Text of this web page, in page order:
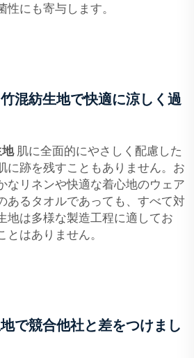
にも寄与します。
混紡生地で快適に涼しく過
地 肌に全面的にやさしく配慮した
に跡を残すこともありません。お
なリネンや快適な着心地のウェア
あるタオルであっても、すべて対
地は多様な製造工程に適してお
とはありません。
で競合他社と差をつけまし